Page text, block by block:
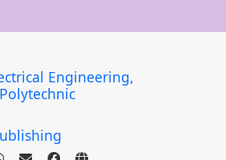
Engineering,